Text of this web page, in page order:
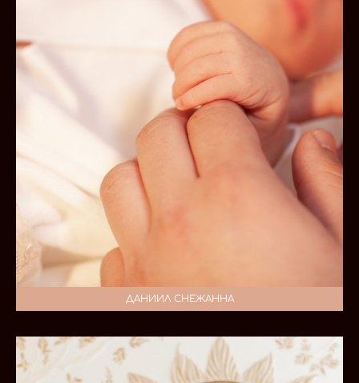
ДАНИИЛ СНЕЖАННА